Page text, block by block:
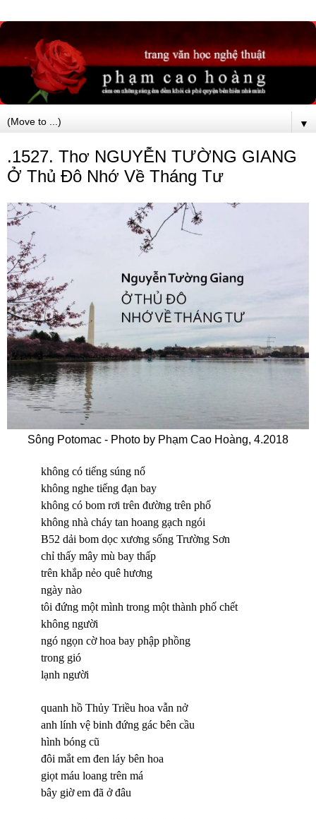
▼
.1527. Thơ NGUYỄN TƯỜNG GIANG
Ở Thủ Đô Nhớ Về Tháng Tư
Sông Potomac - Photo by Phạm Cao Hoàng, 4.2018
không có tiếng súng nổ
không nghe tiếng đạn bay
không có bom rơi trên đường trên phố
không nhà cháy tan hoang gạch ngói
B52 dải bom dọc xương sống Trường Sơn
chỉ thấy mây mù bay thấp
trên khắp nẻo quê hương
ngày nào
tôi đứng một mình trong một thành phố chết
không người
ngó ngọn cờ hoa bay phập phồng
trong gió
lạnh người
quanh hồ Thủy Triều hoa vẫn nở
anh lính vệ binh đứng gác bên cầu
hình bóng cũ
đôi mắt em đen láy bên hoa
giọt máu loang trên má
bây giờ em đã ở đâu